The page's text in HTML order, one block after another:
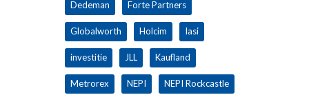
Dedeman Forte Partners
Globalworth Holcim Iasi
investitie JLL Kaufland
Metrorex NEPI NEPI Rockcastle